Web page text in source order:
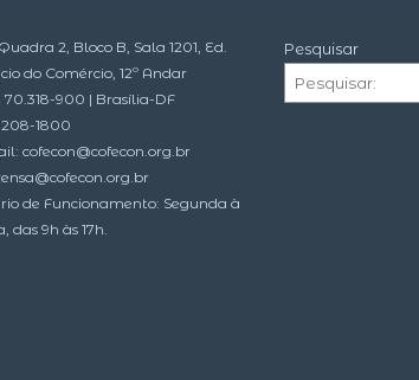
2, Bloco B, Sala 1201, Ed.
do Comércio, 12º Andar
70.318-900 | Brasília-DF
1800
cofecon@cofecon.org.br
de Funcionamento: Segunda à
das 9h às 17h.
Pesquisar